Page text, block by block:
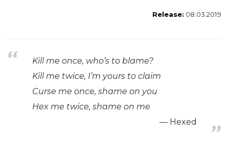
Release: 08.03.2019
Kill me once, who’s to blame?
Kill me twice, I’m yours to claim
Curse me once, shame on you
Hex me twice, shame on me
Hexed